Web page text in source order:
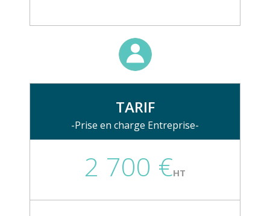
TARIF
-Prise en charge Entreprise-
2 700 €HT